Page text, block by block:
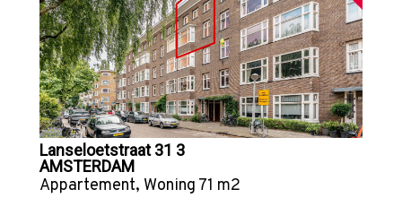
Lanseloetstraat 31 3
AMSTERDAM
Appartement, Woning 71 m2